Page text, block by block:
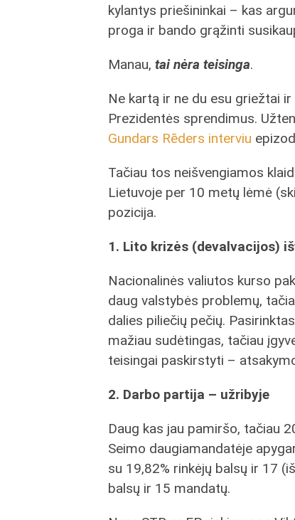
kylantys priešininkai – kas
proga ir bando grąžinti
Manau, tai nėra teisinga.
Ne kartą ir ne du esu griežtai
Prezidentės sprendimus.
Gundars Rēders interviu
Tačiau tos neišvengiamos
Lietuvoje per 10 metų lėmė
pozicija.
1. Lito krizės (devalvacijos)
Nacionalinės valiutos kurso
daug valstybės problemų,
dalies piliečių pečių.
mažiau sudėtingas, tačiau
teisingai paskirstyti –
2. Darbo partija – užribyje
Daug kas jau pamiršo, tačiau
Seimo daugiamandatėje
su 19,82% rinkėjų balsų ir 17
balsų ir 15 mandatų.